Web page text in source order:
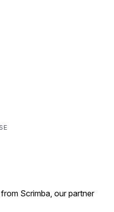
Scrimba, our partner